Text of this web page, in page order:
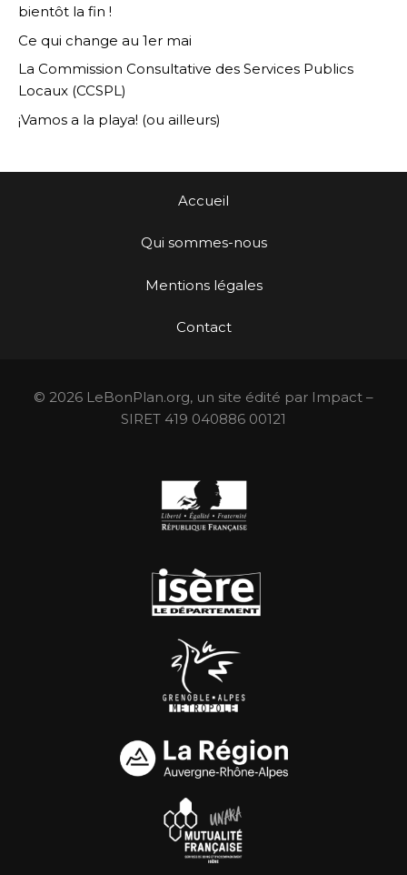
bientôt la fin !
Ce qui change au 1er mai
La Commission Consultative des Services Publics
Locaux (CCSPL)
¡Vamos a la playa! (ou ailleurs)
Accueil
Qui sommes-nous
Mentions légales
Contact
© 2026 LeBonPlan.org, un site édité par Impact –
SIRET 419 040886 00121